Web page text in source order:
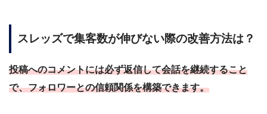
スレッズで集客数が伸びない際の改善方法は？
投稿へのコメントには必ず返信して会話を継続すること
で、フォロワーとの信頼関係を構築できます。